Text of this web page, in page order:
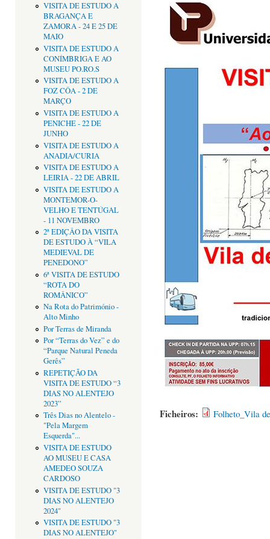
VISITA DE ESTUDO A
BRAGANÇA E
ZAMORA - 24 E 25 DE
MAIO
VISITA DE ESTUDO A
CONÍMBRIGA E AO
MUSEU PO.RO.S
VISITA DE ESTUDO A
FOZ CÔA - 2 DE
MARÇO
VISITA DE ESTUDO A
PENICHE - 22 DE
JUNHO
VISITA DE ESTUDO A
ANADIA/CURIA
VISITA DE ESTUDO A
LEIRIA - 22 DE ABRIL
VISITA DE ESTUDO A
MONTEMOR-O-
VELHO E TENTÚGAL
- 11 NOVEMBRO
2ª EDIÇÂO DA VISITA
DE ESTUDO À “VILA
MEDIEVAL DE
PENEDONO”
6ª VISITA DE ESTUDO
“ROTA DO
ROMÂNICO”
Na Rota do Património -
Alto Minho
Por Terras de Miranda
Por “Terras do Vez” e do
“Parque Natural Peneda
Gerês”
REPETIÇÃO DA
VISITA DE ESTUDO “3
DIAS NO ALENTEJO
2023”
Três Dias no Alentelo -
"Pela Margem
Esquerda"...
VISITA DE ESTUDO
AO MUSEU E CASA
AMEDEO SOUZA
CARDOSO
VISITA DE ESTUDO "3
DIAS NO ALENTEJO
2024"
VISITA DE ESTUDO "3
DIAS NO ALENTEJO"
Ficheiros: Folheto_Vila